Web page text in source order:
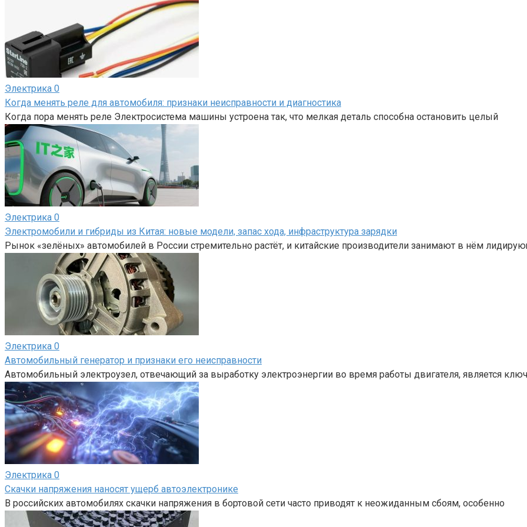
Электрика 0
Когда менять реле для автомобиля: признаки неисправности и диагностика
Когда пора менять реле Электросистема машины устроена так, что мелкая деталь способна остановить целый
Электрика 0
Электромобили и гибриды из Китая: новые модели, запас хода, инфраструктура зарядки
Рынок «зелёных» автомобилей в России стремительно растёт, и китайские производители занимают в нём
Электрика 0
Автомобильный генератор и признаки его неисправности
Автомобильный электроузел, отвечающий за выработку электроэнергии во время работы двигателя, является
Электрика 0
Скачки напряжения наносят ущерб автоэлектронике
В российских автомобилях скачки напряжения в бортовой сети часто приводят к неожиданным сбоям, особенно